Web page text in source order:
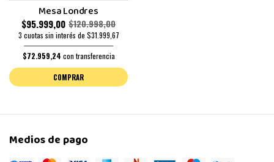
Mesa Londres
$95.999,00 $120.998,00
3 cuotas sin interés de $31.999,67
$72.959,24 con transferencia
COMPRAR
Medios de pago